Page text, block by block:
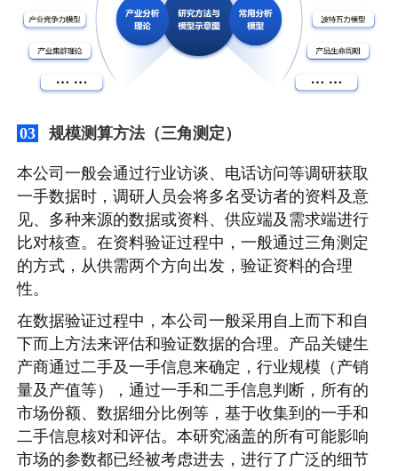
03 规模测算方法（三角测定）
本公司一般会通过行业访谈、电话访问等调研获取
一手数据时，调研人员会将多名受访者的资料及意
见、多种来源的数据或资料、供应端及需求端进行
比对核查。在资料验证过程中，一般通过三角测定
的方式，从供需两个方向出发，验证资料的合理
性。
在数据验证过程中，本公司一般采用自上而下和自
下而上方法来评估和验证数据的合理。产品关键生
产商通过二手及一手信息来确定，行业规模（产销
量及产值等），通过一手和二手信息判断，所有的
市场份额、数据细分比例等，基于收集到的一手和
二手信息核对和评估。本研究涵盖的所有可能影响
市场的参数都已经被考虑进去，进行了广泛的细节